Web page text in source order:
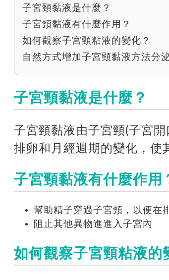
子宮頸黏液是什麼？
子宮頸黏液有什麼作用？
如何觀察子宮頸粘液的變化？
自然方式增加子宮頸黏液方法分
子宮頸黏液是什麼？
子宮頸黏液由子宮頸(子宮
排卵和月經週期的變化，使
子宮頸黏液有什麼作用
幫助精子穿過子宮頸，以便在
阻止其他異物進進入子宮內
如何觀察子宮頸粘液的